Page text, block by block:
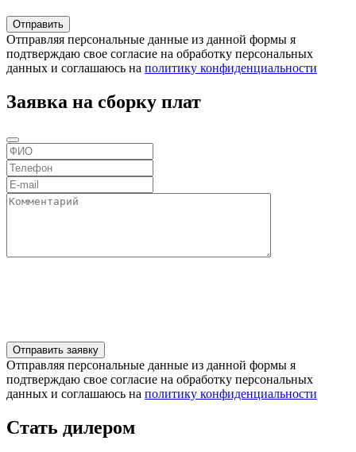
Отправляя персональные данные из данной формы я
подтверждаю свое согласие на обработку персональных
данных и соглашаюсь на политику конфиденциальности
Заявка на сборку плат
Отправляя персональные данные из данной формы я
подтверждаю свое согласие на обработку персональных
данных и соглашаюсь на политику конфиденциальности
Стать дилером